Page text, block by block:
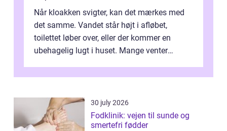
Når kloakken svigter, kan det mærkes med
det samme. Vandet står højt i afløbet,
toilettet løber over, eller der kommer en
ubehagelig lugt i huset. Mange venter
30 july 2026
Fodklinik: vejen til sunde og
smertefri fødder